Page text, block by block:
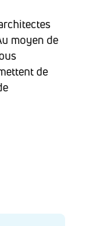
moyen de
de